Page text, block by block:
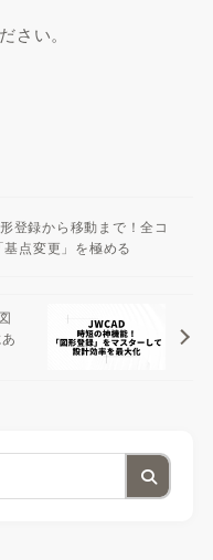
さい。
登録から移動まで！全コ
点変更」を極める